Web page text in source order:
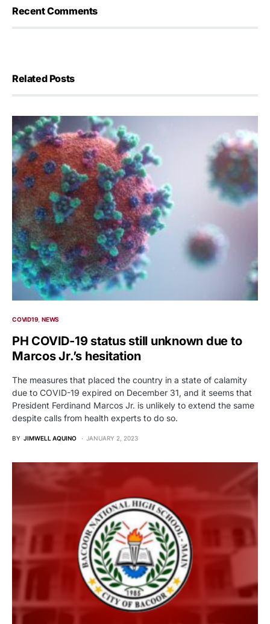
Recent Comments
Related Posts
COVID19 NEWS
PH COVID-19 status still unknown due to
Marcos Jr.’s hesitation
The measures that placed the country in a state of calamity
due to COVID-19 expired on December 31, and it seems that
President Ferdinand Marcos Jr. is unlikely to extend the same
despite calls from health experts to do so.
BY JIMWELL AQUINO JANUARY 2, 2023